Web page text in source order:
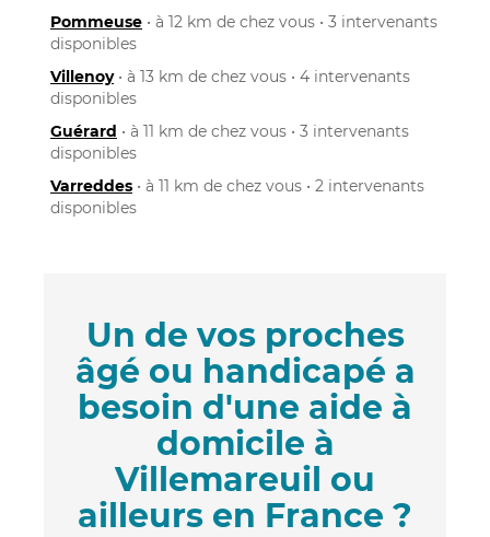
Pommeuse • à 12 km de chez vous • 3 intervenants
disponibles
Villenoy• à 13 km de chez vous • 4 intervenants
disponibles
Guérard • à 11 km de chez vous • 3 intervenants
disponibles
Varreddes • à 11 km de chez vous • 2 intervenants
disponibles
Un de vos proches
âgé ou handicapé a
besoin d'une aide à
domicile à
Villemareuil ou
ailleurs en France ?